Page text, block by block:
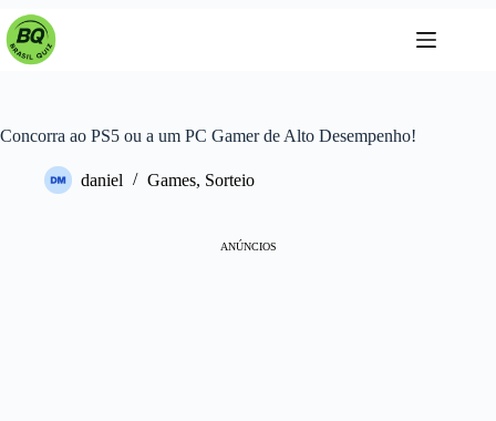
Pular
para
Concorra ao PS5 ou a um PC Gamer de Alto Desempenho!
daniel Games, Sorteio
ANÚNCIOS